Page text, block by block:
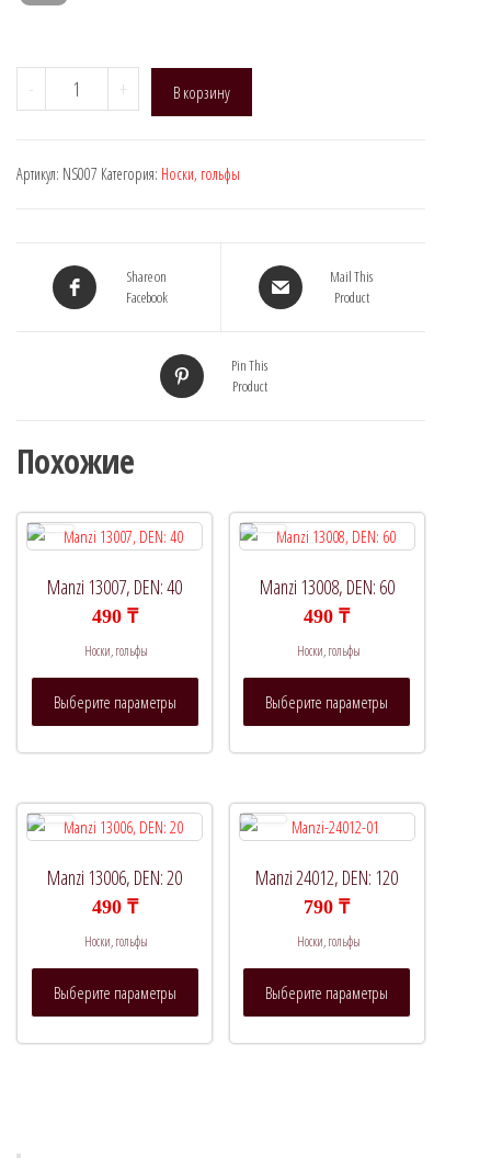
-
Количество
товара
007
+ В корзину
Артикул: NS007 Категория: Носки, гольфы
Share on
Facebook
Mail This
Product
Pin This
Product
Похожие
Manzi 13007, DEN: 40
490 ₸
Носки, гольфы
Выберите параметры
Этот
Опции
можно
Manzi 13008, DEN: 60
490₸
Носки, гольфы
Выберите параметры
Опции
можно
Manzi 13006, DEN: 20
490 ₸
Носки, гольфы
Выберите параметры
Этот
Manzi 24012, DEN: 120
790₸
Носки, гольфы
Выберите параметры